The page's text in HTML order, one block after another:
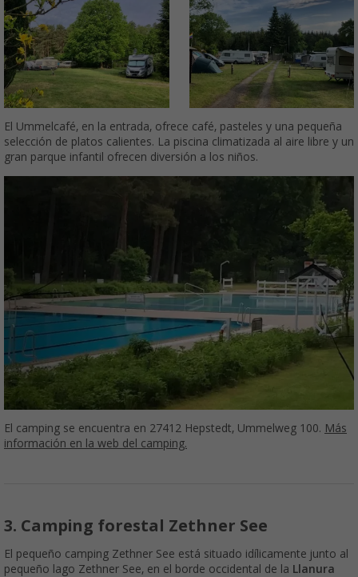
El Ummelcafé, en la entrada, ofrece café, pasteles y una pequeña
selección de platos calientes. La piscina climatizada al aire libre y un
gran parque infantil ofrecen diversión a los niños.
El camping se encuentra en 27412 Hepstedt, Ummelweg 100. Más
información en la web del camping.
3. Camping forestal Zethner See
El pequeño camping Zethner See está situado idílicamente junto al
pequeño lago Zethner See, en el borde occidental de la Llanura